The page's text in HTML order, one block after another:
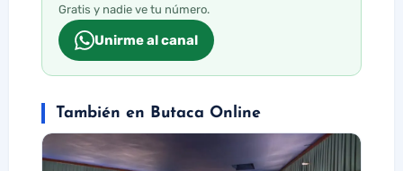
Gratis y nadie ve tu número.
Unirme al canal
También en Butaca Online